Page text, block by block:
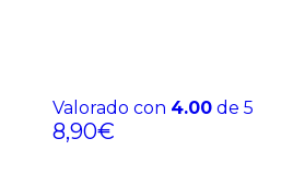
Valorado con 4.00 de 5
8,90€